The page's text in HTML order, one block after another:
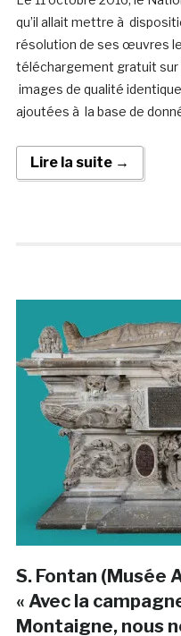
qu’il allait mettre à
résolution de ses œuvres
téléchargement gratuit sur
images de qualité
ajoutées à la base de
Lire la suite →
S. Fontan (Musée
« Avec la
Montaigne, nous